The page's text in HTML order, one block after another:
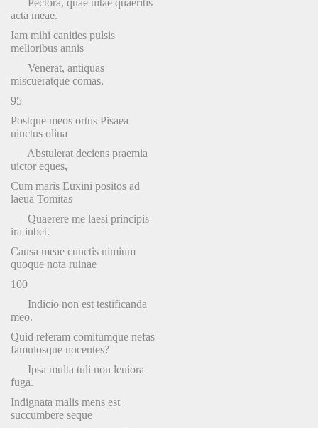
Pectora, quae uitae quaeritis
acta meae.
Iam mihi canities pulsis
melioribus annis
Venerat, antiquas
miscueratque comas,
95
Postque meos ortus Pisaea
uinctus oliua
Abstulerat deciens praemia
uictor eques,
Cum maris Euxini positos ad
laeua Tomitas
Quaerere me laesi principis
ira iubet.
Causa meae cunctis nimium
quoque nota ruinae
100
Indicio non est testificanda
meo.
Quid referam comitumque nefas
famulosque nocentes?
Ipsa multa tuli non leuiora
fuga.
Indignata malis mens est
succumbere seque